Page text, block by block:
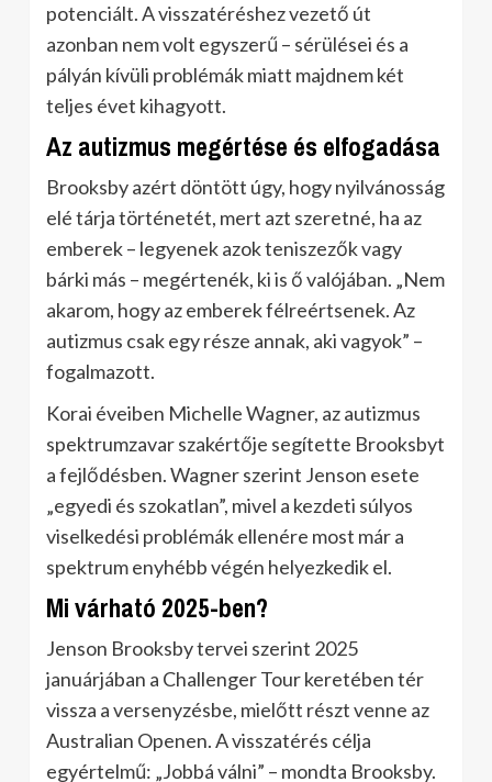
potenciált. A visszatéréshez vezető út
azonban nem volt egyszerű – sérülései és a
pályán kívüli problémák miatt majdnem két
teljes évet kihagyott.
Az autizmus megértése és elfogadása
Brooksby azért döntött úgy, hogy nyilvánosság
elé tárja történetét, mert azt szeretné, ha az
emberek – legyenek azok teniszezők vagy
bárki más – megértenék, ki is ő valójában. „Nem
akarom, hogy az emberek félreértsenek. Az
autizmus csak egy része annak, aki vagyok” –
fogalmazott.
Korai éveiben Michelle Wagner, az autizmus
spektrumzavar szakértője segítette Brooksbyt
a fejlődésben. Wagner szerint Jenson esete
„egyedi és szokatlan”, mivel a kezdeti súlyos
viselkedési problémák ellenére most már a
spektrum enyhébb végén helyezkedik el.
Mi várható 2025-ben?
Jenson Brooksby tervei szerint 2025
januárjában a Challenger Tour keretében tér
vissza a versenyzésbe, mielőtt részt venne az
Australian Openen. A visszatérés célja
egyértelmű: „Jobbá válni” – mondta Brooksby.